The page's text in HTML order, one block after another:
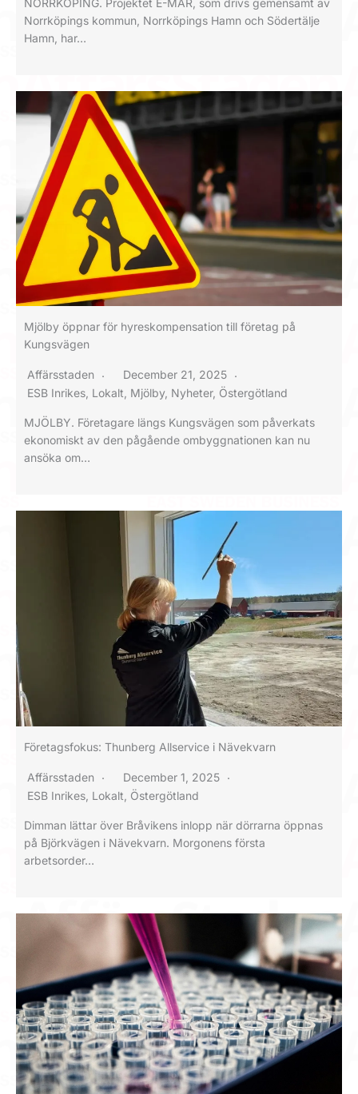
NORRKÖPING. Projektet E-MAR, som drivs gemensamt av
Norrköpings kommun, Norrköpings Hamn och Södertälje
Hamn, har…
Mjölby öppnar för hyreskompensation till företag på
Kungsvägen
Affärsstaden
December 21, 2025
ESB Inrikes, Lokalt, Mjölby, Nyheter, Östergötland
MJÖLBY. Företagare längs Kungsvägen som påverkats
ekonomiskt av den pågående ombyggnationen kan nu
ansöka om…
Företagsfokus: Thunberg Allservice i Nävekvarn
Affärsstaden
December 1, 2025
ESB Inrikes Lokalt Östergötland
Dimman lättar över Bråvikens inlopp när dörrarna öppnas
på Björkvägen i Nävekvarn. Morgonens första
arbetsorder…